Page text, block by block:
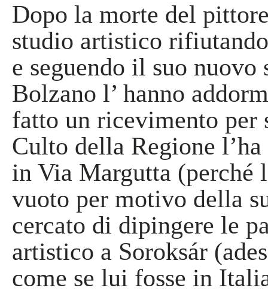
Dopo la morte del
studio artistico
e seguendo il suo
Bolzano l’ hanno
fatto un ricevimento
Culto della Regione
in Via Margutta (perché
vuoto per motivo della
cercato di dipingere le
artistico a Soroksár
come se lui fosse in